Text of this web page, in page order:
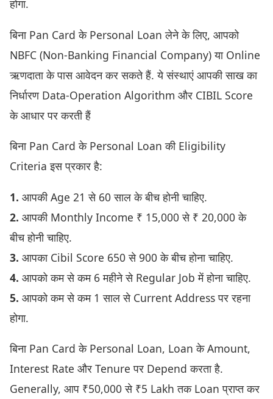
होगा.
बिना Pan Card के Personal Loan लेने के लिए, आपको
NBFC (Non-Banking Financial Company) या Online
ऋणदाता के पास आवेदन कर सकते हैं. ये संस्थाएं आपकी साख का
निर्धारण Data-Operation Algorithm और CIBIL Score
के आधार पर करती हैं
बिना Pan Card के Personal Loan की Eligibility
Criteria इस प्रकार है:
1. आपकी Age 21 से 60 साल के बीच होनी चाहिए.
2. आपकी Monthly Income ₹ 15,000 से ₹ 20,000 के
बीच होनी चाहिए.
3. आपका Cibil Score 650 से 900 के बीच होना चाहिए.
4. आपको कम से कम 6 महीने से Regular Job में होना चाहिए.
5. आपको कम से कम 1 साल से Current Address पर रहना
होगा.
बिना Pan Card के Personal Loan, Loan के Amount,
Interest Rate और Tenure पर Depend करता है.
Generally, आप ₹50,000 से ₹5 Lakh तक Loan प्राप्त कर